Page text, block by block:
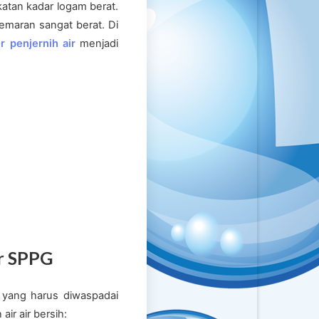
kadar logam berat.
sangat berat. Di
penjernih airmenjadi
harus diwaspadai
air air bersih: